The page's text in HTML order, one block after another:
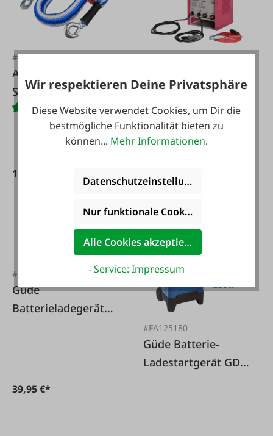
#FA29115
Abschleppseil
Stretch 2500/4
19,95 €*
Elmag Lade- und
Startgerät Eurostart
451
498,00 €*
#FA131533
Güde
Batterieladegerät
39,95 €*
#FA125180
Güde Batterie-
Ladestartgerät GDB
Wir respektieren Deine Privatsphäre
Diese Website verwendet Cookies, um Dir die
bestmögliche Funktionalität bieten zu
können... Mehr Informationen.
Datenschutzeinstellungen
Nur funktionale Cookies akzeptieren
Alle Cookies akzeptieren
- Service: Impressum